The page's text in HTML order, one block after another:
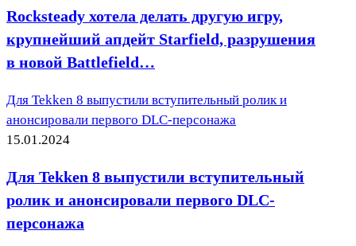
Rocksteady хотела делать другую игру,
крупнейший апдейт Starfield, разрушения
в новой Battlefield…
Для Tekken 8 выпустили вступительный ролик и
анонсировали первого DLC-персонажа
15.01.2024
Для Tekken 8 выпустили вступительный
ролик и анонсировали первого DLC-
персонажа